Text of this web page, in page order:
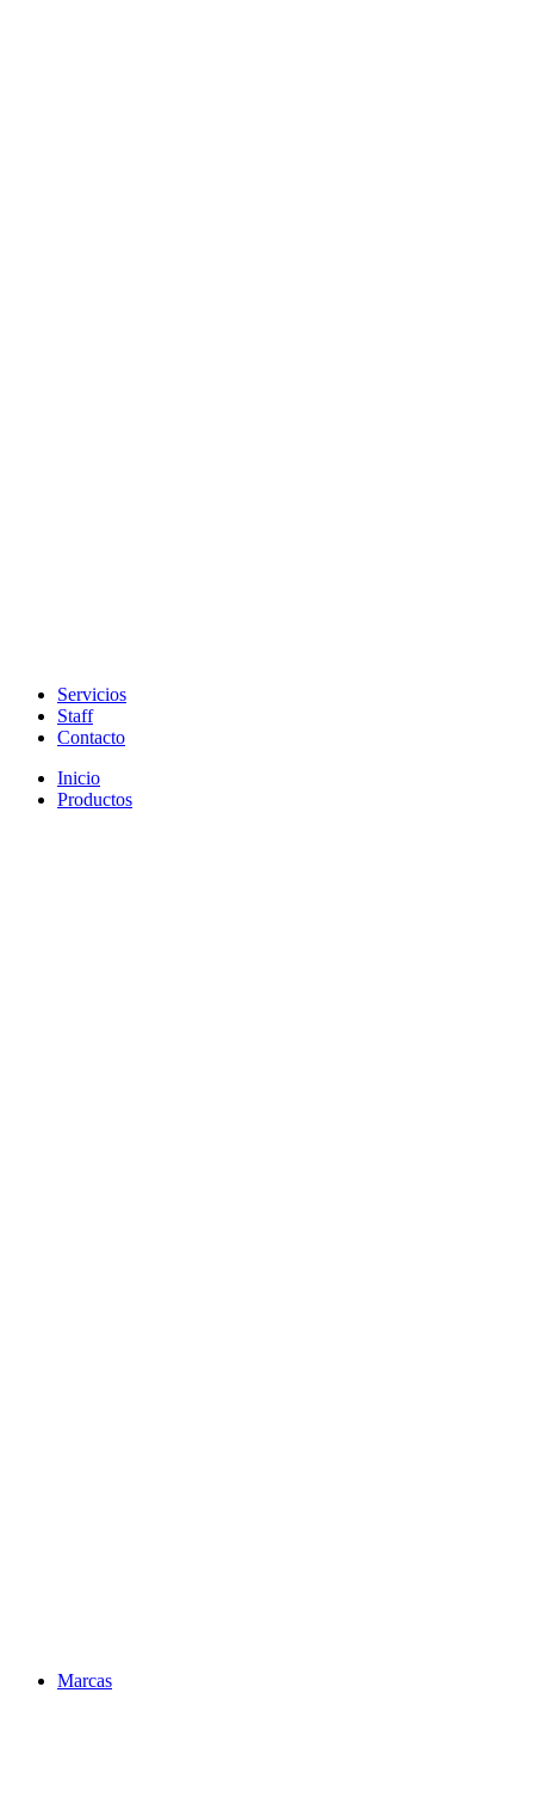
Servicios
Staff
Contacto
Inicio
Productos
Marcas